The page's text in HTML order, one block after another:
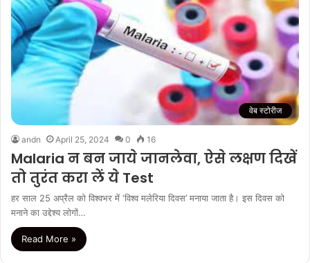
वेब स्टोरीज
andn April 25, 2024 0 16
Malaria न बन जाये जानलेवा, ऐसे लक्षण दिखें
तो तुरंत करा लें ये Test
हर साल 25 अप्रैल को विश्वभर में ‘विश्व मलेरिया दिवस’ मनाया जाता है। इस दिवस को
मनाने का उद्देश्य लोगों…
Read More »